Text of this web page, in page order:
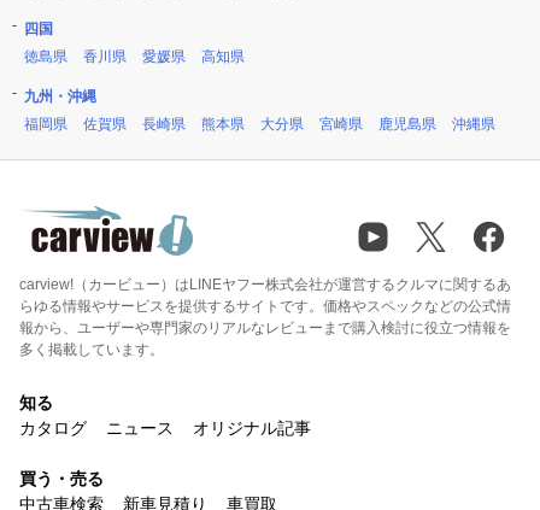
四国
徳島県
香川県 愛媛県 高知県
九州・沖縄
福岡県
佐賀県 長崎県 熊本県 大分県 宮崎県 鹿児島県 沖縄県
carview!（カービュー）はLINEヤフー株式会社が運営するクルマに関するあ
らゆる情報やサービスを提供するサイトです。価格やスペックなどの公式情
報から、ユーザーや専門家のリアルなレビューまで購入検討に役立つ情報を
多く掲載しています。
知る
カタログ
ニュース オリジナル記事
買う・売る
中古車検索
新車見積り 車買取